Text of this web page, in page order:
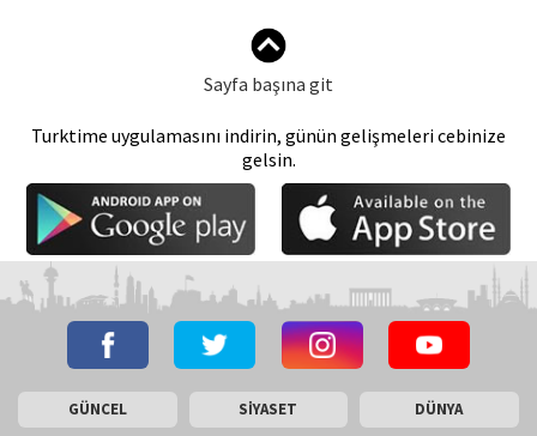
Sayfa başına git
Turktime uygulamasını indirin, günün gelişmeleri cebinize
gelsin.
GÜNCEL SİYASET DÜNYA